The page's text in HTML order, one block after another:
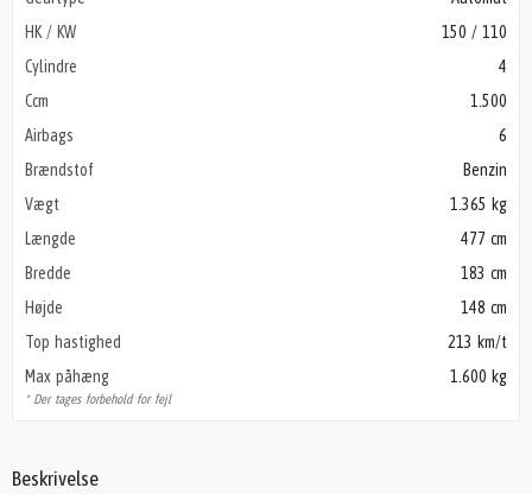
HK / KW
150 / 110
Cylindre
4
Ccm
1.500
Airbags
6
Brændstof
Benzin
Vægt
1.365 kg
Længde
477 cm
Bredde
183 cm
Højde
148 cm
Top hastighed
213 km/t
Max påhæng
1.600 kg
* Der tages forbehold for fejl
Beskrivelse